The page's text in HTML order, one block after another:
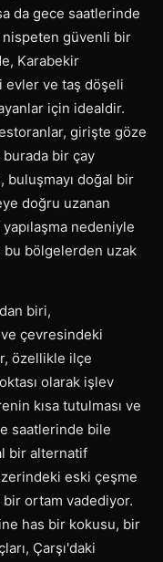
da gece saatlerinde
nispeten güvenli bir
Karabekir
evler ve taş döşeli
için idealdir.
girişte göze
bir çay
buluşmayı doğal bir
doğru uzanan
nedeniyle
bu bölgelerden uzak
biri,
çevresindeki
özellikle ilçe
olarak işlev
kısa tutulması ve
saatlerinde bile
bir alternatif
eski çeşme
bir ortam vadediyor.
has bir kokusu, bir
Çarşı'daki